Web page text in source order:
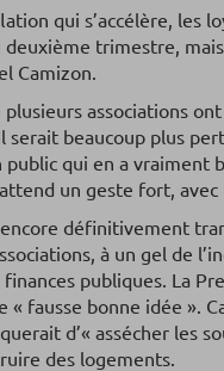
qui s’accélère,
trimestre, mais
Camizon.
plusieurs associations
serait beaucoup plus
public qui en a vraiment
un geste fort, avec
encore définitivement
à un gel de
publiques. La
« fausse bonne idée
d’« assécher les
des logements.